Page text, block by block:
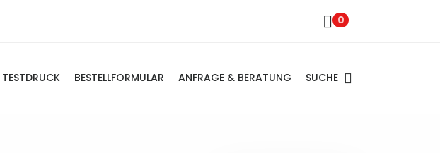
0
TESTDRUCK BESTELLFORMULAR ANFRAGE & BERATUNG SUCHE